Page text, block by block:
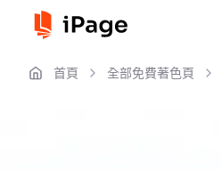
首頁 全部免費著色頁